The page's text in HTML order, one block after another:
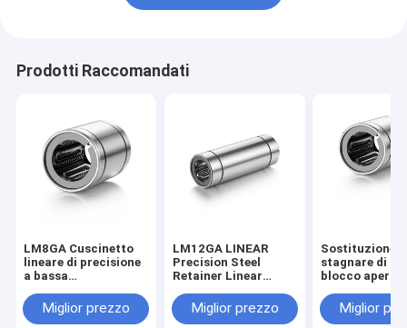
Prodotti Raccomandati
LM8GA Cuscinetto
lineare di precisione
a bassa
8*15*24mm
antiruggine
Miglior prezzo
LM12GA LINEAR
Precision Steel
Retainer Linear
65MnMiglior prezzo
Sostituzione a
stagnare di
blocco aperto
Miglior